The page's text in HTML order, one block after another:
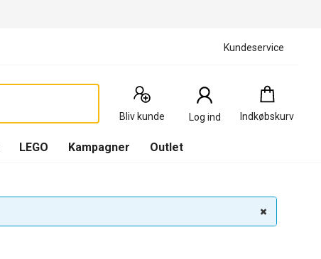
Kundeservice
Bliv kunde Log ind Indkøbskurv
Indkøbskurv
0
Produkter
LEGO Kampagner Outlet